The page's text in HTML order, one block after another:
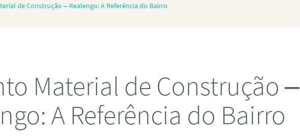
de Construção – Realengo: A Referência do Bairro
Material de Construção –
A Referência do Bairro